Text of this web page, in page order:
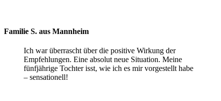
Familie S. aus Mannheim
Ich war überrascht über die positive Wirkung der
Empfehlungen. Eine absolut neue Situation. Meine
fünfjährige Tochter isst, wie ich es mir vorgestellt habe
– sensationell!